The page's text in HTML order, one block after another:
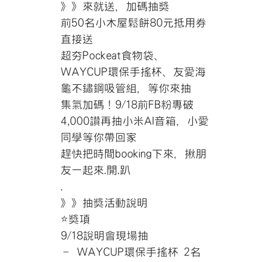
》》來就送，加碼抽獎
前50名小木屋鬆餅80元抵用券
直接送
超夯Pockeat食物袋、
WAYCUP環保手搖杯、友愛海
龜不鏽鋼吸管組，等你來抽
集氣加碼！9/18前FB粉專破
4,000讚再抽小米AI音箱，小愛
同學等你帶回家
趕快把時間booking下來，揪朋
友一起來.開.趴
》》抽獎活動說明
⭐獎項
9/18說明會現場抽
– WAYCUP環保手搖杯 2名